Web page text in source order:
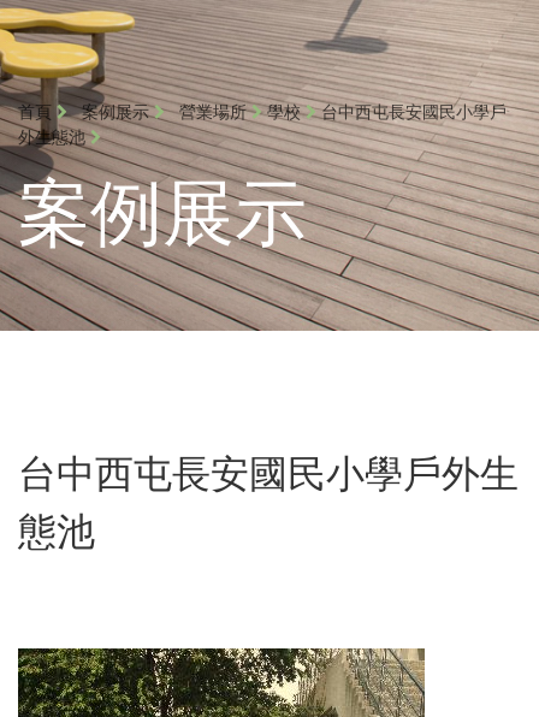
首頁 案例展示 營業場所 學校
台中西屯長安國民小學戶
外生態池
案例展示
台中西屯長安國民小學戶外生
態池